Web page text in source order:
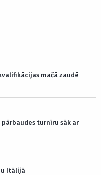
mačā zaudē
turnīru sāk ar
Itālijā